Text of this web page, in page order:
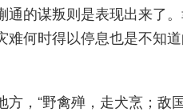
的谋叛则是表现出来了
何时得以停息也是不知道
，“野禽殚，走犬烹；敌